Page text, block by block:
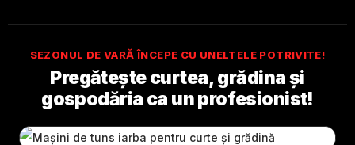
SEZONUL DE VARĂ ÎNCEPE CU UNELTELE POTRIVITE!
Pregătește curtea, grădina și
gospodăria ca un profesionist!